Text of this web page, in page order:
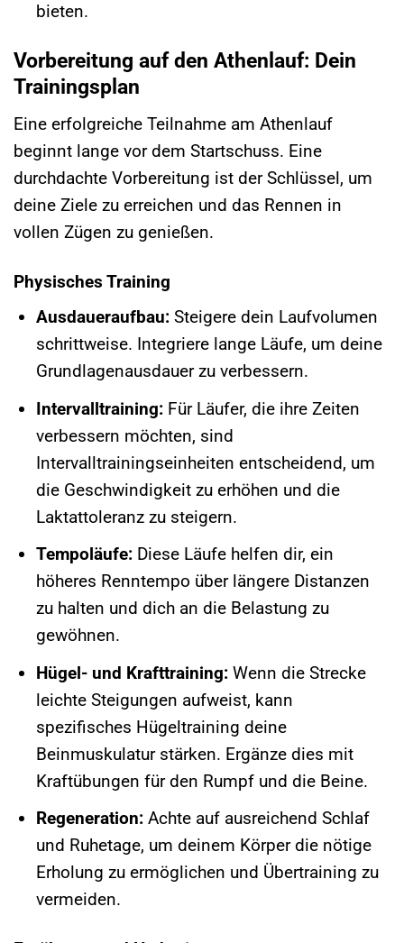
bieten.
Vorbereitung auf den Athenlauf: Dein
Trainingsplan
Eine erfolgreiche Teilnahme am Athenlauf
beginnt lange vor dem Startschuss. Eine
durchdachte Vorbereitung ist der Schlüssel, um
deine Ziele zu erreichen und das Rennen in
vollen Zügen zu genießen.
Physisches Training
Ausdaueraufbau:Steigere dein Laufvolumen
schrittweise. Integriere lange Läufe, um deine
Grundlagenausdauer zu verbessern.
Intervalltraining:Für Läufer, die ihre Zeiten
verbessern möchten, sind
Intervalltrainingseinheiten entscheidend, um
die Geschwindigkeit zu erhöhen und die
Laktattoleranz zu steigern.
Tempoläufe:Diese Läufe helfen dir, ein
höheres Renntempo über längere Distanzen
zu halten und dich an die Belastung zu
gewöhnen.
Hügel- und Krafttraining:Wenn die Strecke
leichte Steigungen aufweist, kann
spezifisches Hügeltraining deine
Beinmuskulatur stärken. Ergänze dies mit
Kraftübungen für den Rumpf und die Beine.
Regeneration:Achte auf ausreichend Schlaf
und Ruhetage, um deinem Körper die nötige
Erholung zu ermöglichen und Übertraining zu
vermeiden.